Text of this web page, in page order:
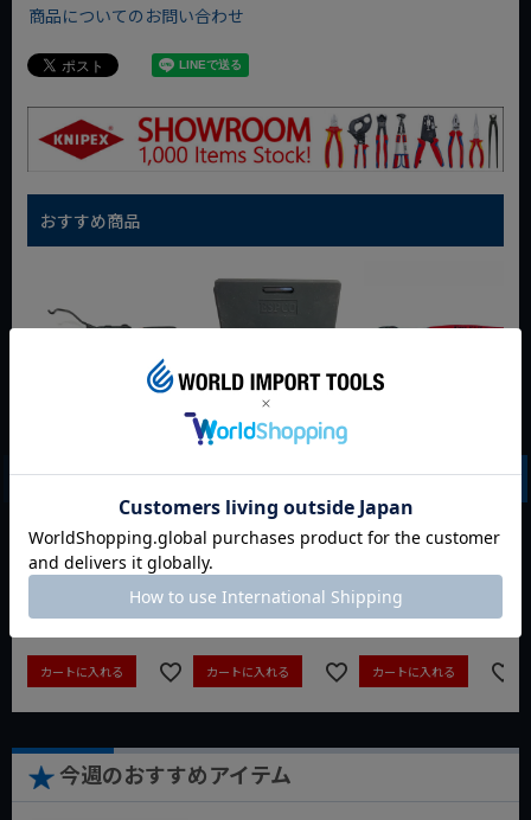
商品についてのお問い合わせ
おすすめ商品
917
動画あり 夏セール
定価 ¥6,248
カートに入れる
WIT マグネットツー
動画あり 夏セール
定価 ¥0
¥3,465税込
カートに入れる
8721-250 KNIPEX
動画あり 夏セール
定価 ¥9,350
¥6,545
カートに入れる
今週のおすすめアイテム